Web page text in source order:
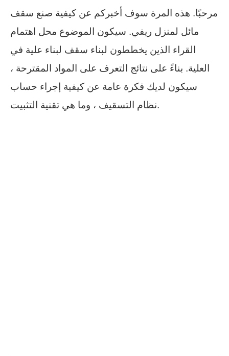
مرحبًا. هذه المرة سوف أخبركم عن كيفية صنع سقف
مائل لمنزل ريفي. سيكون الموضوع محل اهتمام
القراء الذين يخططون لبناء سقف لبناء علية في
العلية. بناءً على نتائج التعرف على المواد المقترحة ،
سيكون لديك فكرة عامة عن كيفية إجراء حساب
نظام التسقيف ، وما هي تقنية التثبيت.